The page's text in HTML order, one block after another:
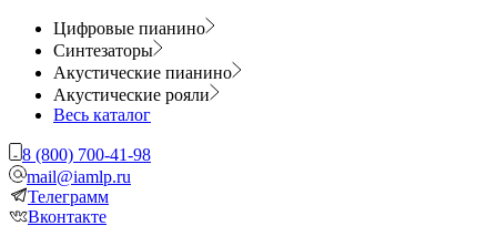
Цифровые пианино
Синтезаторы
Акустические пианино
Акустические рояли
Весь каталог
8 (800) 700-41-98
mail@iamlp.ru
Телеграмм
Вконтакте